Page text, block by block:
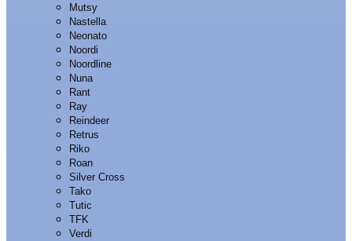
Mutsy
Nastella
Neonato
Noordi
Noordline
Nuna
Rant
Ray
Reindeer
Retrus
Riko
Roan
Silver Cross
Tako
Tutic
TFK
Verdi